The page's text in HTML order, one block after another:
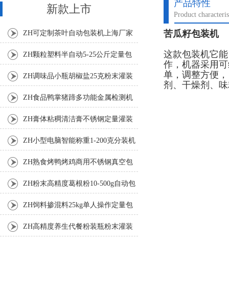
产品特性
Product
苦瓜籽包装机
这款包装机它
作，机器采用
单，调整方便
剂、干燥剂、
新款上市
ZH可定制茶叶自动包装机上海厂家
ZH颗粒塑料半自动5-25公斤定量包
装机 ZH调味品小瓶胡椒盐25克粉末灌装
ZH食品鸭掌猪蹄多功能金属检测机
ZH膏体粘稠清洁膏不锈钢定量灌装
机厂家 ZH小型电脑智能称重1-200克分装机
ZH熟食烤鸭烤鸡商用不锈钢真空包
装机 ZH粉末高精度葛根粉10-500g自动包
装机 ZH饲料掺混料25kg单人操作定量包
装机 ZH高精度养生代餐粉装瓶粉末灌装